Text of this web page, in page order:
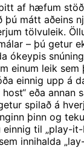
af hæfum
þú mátt aðeins
tölvuleik.
– þú getur
ókeypis
einum leik
einnig upp á
host“ eða annan
spilað á
þinn og
til „play-it-
innihalda